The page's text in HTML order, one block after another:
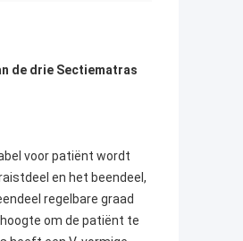
de drie Sectiematras
voor patiënt wordt
en het beendeel,
regelbare graad
om de patiënt te